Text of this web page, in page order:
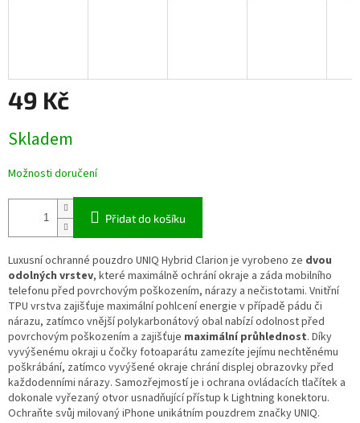
49 Kč
cena:
Skladem
Možnosti doručení
Přidat do košíku
Luxusní ochranné pouzdro UNIQ Hybrid Clarion je vyrobeno ze dvou
odolných vrstev, které maximálně ochrání okraje a záda mobilního
telefonu před povrchovým poškozením, nárazy a nečistotami. Vnitřní
TPU vrstva zajišťuje maximální pohlcení energie v případě pádu či
nárazu, zatímco vnější polykarbonátový obal nabízí odolnost před
povrchovým poškozením a zajišťuje maximální průhlednost. Díky
vyvýšenému okraji u čočky fotoaparátu zamezíte jejímu nechtěnému
poškrábání, zatímco vyvýšené okraje chrání displej obrazovky před
každodenními nárazy. Samozřejmostí je i ochrana ovládacích tlačítek a
dokonale vyřezaný otvor usnadňující přístup k Lightning konektoru.
Ochraňte svůj milovaný iPhone unikátním pouzdrem značky UNIQ.